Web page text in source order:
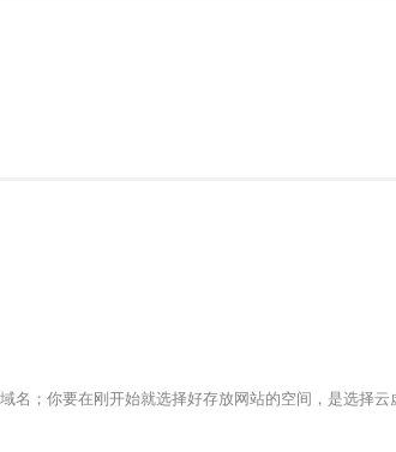
你要在刚开始就选择好存放网站的空间，是选择云